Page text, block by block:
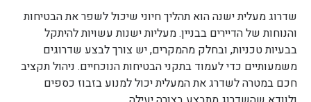
שדרוג מעלית ישנה הוא תהליך חיוני שיכול לשפר את הבטיחות
והנוחות של הדיירים בבניין. מעליות ישנות עשויות להיתקל
בבעיות טכניות, ובחלק מהמקרים, יש צורך לבצע שדרוגים
משמעותיים כדי לעמוד בתקני הבטיחות הנוכחיים. ניהול תקציב
חכם במטרה לשדרג את המעלית יכול למנוע בזבוז כספים